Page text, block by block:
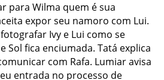
para Wilma quem é sua
expor seu namoro com Lui.
Ivy e Lui como se
Sol fica enciumada. Tatá explica
com Rafa. Lumiar avisa
entrada no processo de